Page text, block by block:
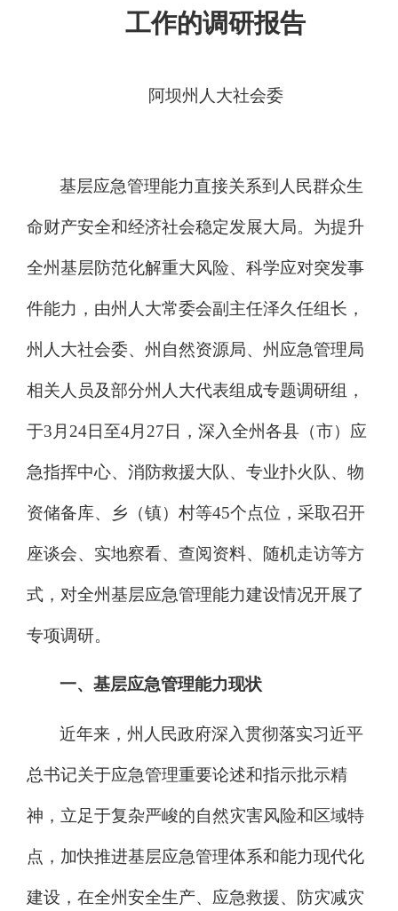
工作的调研报告
阿坝州人大社会委
基层应急管理能力直接关系到人民群众生
命财产安全和经济社会稳定发展大局。为提升
全州基层防范化解重大风险、科学应对突发事
件能力，由州人大常委会副主任泽久任组长，
州人大社会委、州自然资源局、州应急管理局
相关人员及部分州人大代表组成专题调研组，
于3 月 24日至4月 27 日，深入全州各县（市）应
急指挥中心、消防救援大队、专业扑火队、物
资储备库、乡（镇）村等45个点位，采取召开
座谈会、实地察看、查阅资料、随机走访等方
式，对全州基层应急管理能力建设情况开展了
专项调研。
一、基层应急管理能力现状
近年来，州人民政府深入贯彻落实习近平
总书记关于应急管理重要论述和指示批示精
神， 立足于复杂严峻的自然灾害风险和区域特
点，加快推进基层应急管理体系和能力现代化
建设，在全州安全生产、应急救援、防灾减灾